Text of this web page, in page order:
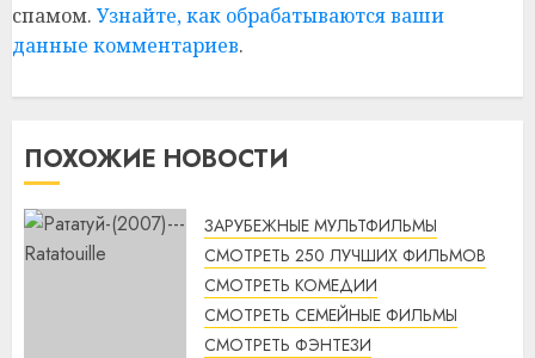
спамом. Узнайте, как обрабатываются ваши
данные комментариев.
ПОХОЖИЕ НОВОСТИ
ЗАРУБЕЖНЫЕ МУЛЬТФИЛЬМЫ
СМОТРЕТЬ 250 ЛУЧШИХ ФИЛЬМОВ
СМОТРЕТЬ КОМЕДИИ
СМОТРЕТЬ СЕМЕЙНЫЕ ФИЛЬМЫ
СМОТРЕТЬ ФЭНТЕЗИ